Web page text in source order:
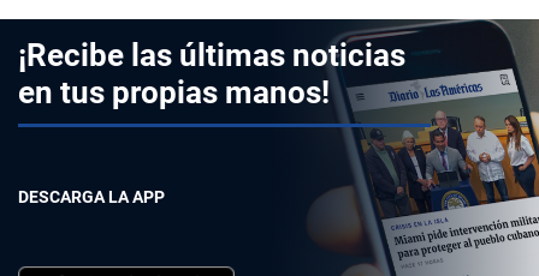
¡Recibe las últimas noticias
en tus propias manos!
DESCARGA LA APP